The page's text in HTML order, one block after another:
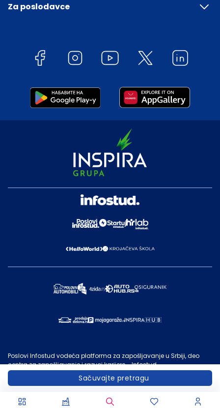
Sačuvajte pretragu
Za poslodavce
Poslovi Infostud vodeća platforma za zapošljavanje u Srbiji, deo
centra za zapošljavanje i razvoj karijere - Infostud.
©
Infostud rešenja d.o.o. Subotica
Poslovi.infostud.com
je vlasništvo Infostuda. Zabranjeno je njegovo
u druge svrhe, osim za lične potrebe posetilaca sajta.